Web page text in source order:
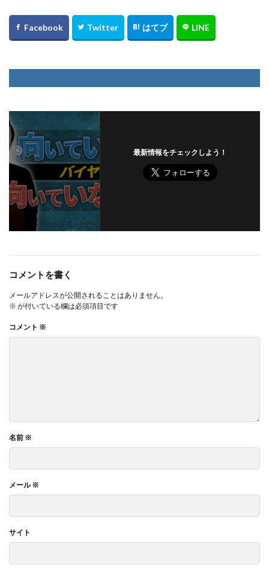
最新情報をチェックしよう！
コメントを書く
メールアドレスが公開されることはありません。
※ が付いている欄は必須項目です
コメント ※
名前 ※
メール※
サイト